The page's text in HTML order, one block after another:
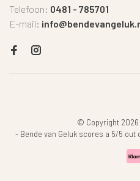
Telefoon: 0481 - 785701
E-mail:
© Copyright 2026
- Bende van Geluk scores a 5/5 out